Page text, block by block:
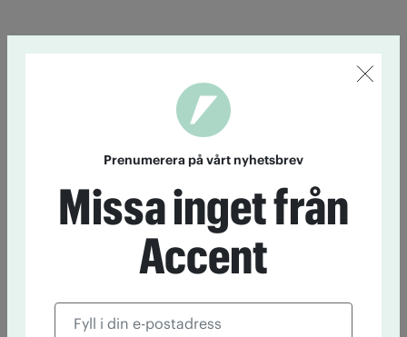
Prenumerera på vårt nyhetsbrev
Missa inget från
Accent